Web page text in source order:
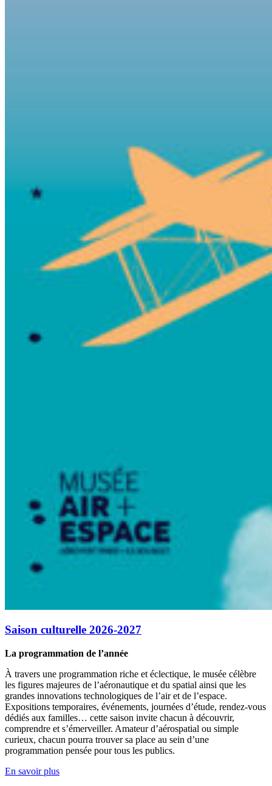
Saison culturelle 2026-2027
La programmation de l’année
À travers une programmation riche et éclectique, le musée célèbre
les figures majeures de l’aéronautique et du spatial ainsi que les
grandes innovations technologiques de l’air et de l’espace.
Expositions temporaires, événements, journées d’étude, rendez-vous
dédiés aux familles… cette saison invite chacun à découvrir,
comprendre et s’émerveiller. Amateur d’aérospatial ou simple
curieux, chacun pourra trouver sa place au sein d’une
programmation pensée pour tous les publics.
En savoir plus